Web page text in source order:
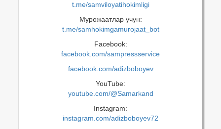
t.me/samviloyatihokimligi
Мурожаатлар учун:
t.me/samhokimgamurojaat_bot
Facebook:
facebook.com/sampressservice
facebook.com/adizboboyev
YouTube:
youtube.com/@Samarkand
Instagram:
instagram.com/adizboboyev72